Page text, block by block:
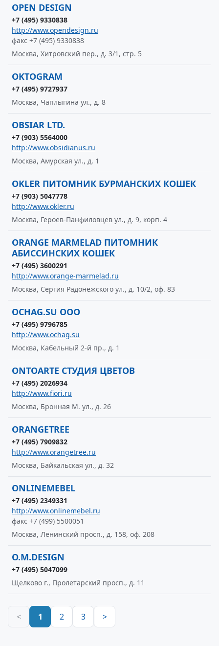
OPEN DESIGN
+7 (495) 9330838
http://www.opendesign.ru
факс +7 (495) 9330838
Москва, Хитровский пер., д. 3/1, стр. 5
OKTOGRAM
+7 (495) 9727937
Москва, Чаплыгина ул., д. 8
OBSIAR LTD.
+7 (903) 5564000
http://www.obsidianus.ru
Москва, Амурская ул., д. 1
OKLER ПИТОМНИК БУРМАНСКИХ КОШЕК
+7 (903) 5047778
http://www.okler.ru
Москва, Героев-Панфиловцев ул., д. 9, корп. 4
ORANGE MARMELAD ПИТОМНИК
АБИССИНСКИХ КОШЕК
+7 (495) 3600291
http://www.orange-marmelad.ru
Москва, Сергия Радонежского ул., д. 10/2, оф. 83
OCHAG.SU ООО
+7 (495) 9796785
http://www.ochag.su
Москва, Кабельный 2-й пр., д. 1
ONTOARTE СТУДИЯ ЦВЕТОВ
+7 (495) 2026934
http://www.fiori.ru
Москва, Бронная М. ул., д. 26
ORANGETREE
+7 (495) 7909832
http://www.orangetree.ru
Москва, Байкальская ул., д. 32
ONLINEMEBEL
+7 (495) 2349331
http://www.onlinemebel.ru
факс +7 (499) 5500051
Москва, Ленинский просп., д. 158, оф. 208
O.M.DESIGN
+7 (495) 5047099
Щелково г., Пролетарский просп., д. 11
< 1 2 3 >